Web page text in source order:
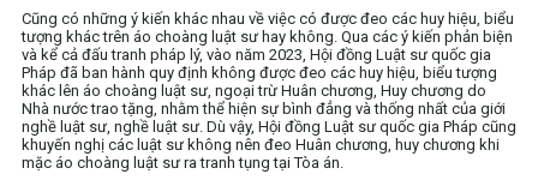
Cũng có những ý kiến khác nhau về việc có được đeo các huy hiệu, biểu
tượng khác trên áo choàng luật sư hay không. Qua các ý kiến phản biện
và kể cả đấu tranh pháp lý, vào năm 2023, Hội đồng Luật sư quốc gia
Pháp đã ban hành quy định không được đeo các huy hiệu, biểu tượng
khác lên áo choàng luật sư, ngoại trừ Huân chương, Huy chương do
Nhà nước trao tặng, nhằm thể hiện sự bình đẳng và thống nhất của giới
nghề luật sư, nghề luật sư. Dù vậy, Hội đồng Luật sư quốc gia Pháp cũng
khuyến nghị các luật sư không nên đeo Huân chương, huy chương khi
mặc áo choàng luật sư ra tranh tụng tại Tòa án.